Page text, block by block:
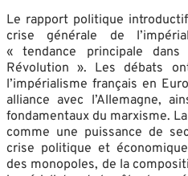
Le rapport politique
crise générale de
« tendance principale
Révolution ». Les débats
l’impérialisme français en
alliance avec l’Allemagne,
fondamentaux du marxisme.
comme une puissance de
crise politique et
des monopoles, de la